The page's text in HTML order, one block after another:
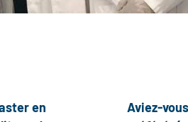
en
Aviez-